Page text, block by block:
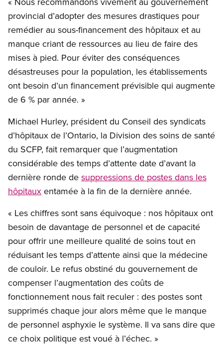
provincial d’adopter des mesures drastiques pour
remédier au sous-financement des hôpitaux et au
manque criant de ressources au lieu de faire des
mises à pied. Pour éviter des conséquences
désastreuses pour la population, les établissements
ont besoin d’un financement prévisible qui augmente
de 6 % par année. »
Michael Hurley, président du Conseil des syndicats
d’hôpitaux de l’Ontario, la Division des soins de santé
du SCFP, fait remarquer que l’augmentation
considérable des temps d’attente date d’avant la
dernière ronde de suppressions de postes dans les
hôpitaux entamée à la fin de la dernière année.
« Les chiffres sont sans équivoque : nos hôpitaux ont
besoin de davantage de personnel et de capacité
pour offrir une meilleure qualité de soins tout en
réduisant les temps d’attente ainsi que la médecine
de couloir. Le refus obstiné du gouvernement de
compenser l’augmentation des coûts de
fonctionnement nous fait reculer : des postes sont
supprimés chaque jour alors même que le manque
de personnel asphyxie le système. Il va sans dire que
ce choix politique est voué à l’échec. »